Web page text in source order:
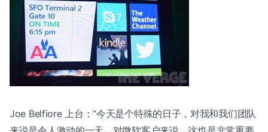
Joe Belfiore 上台：“今天是个特殊的日子，对我和我们团队